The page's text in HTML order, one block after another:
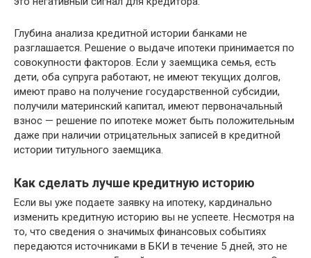
Глубина анализа кредитной истории банками не
разглашается. Решение о выдаче ипотеки принимается по
совокупности факторов. Если у заемщика семья, есть
дети, оба супруга работают, не имеют текущих долгов,
имеют право на получение государственной субсидии,
получили материнский капитал, имеют первоначальный
взнос — решение по ипотеке может быть положительным
даже при наличии отрицательных записей в кредитной
истории титульного заемщика.
Как сделать лучше кредитную историю
Если вы уже подаете заявку на ипотеку, кардинально
изменить кредитную историю вы не успеете. Несмотря на
то, что сведения о значимых финансовых событиях
передаются источниками в БКИ в течение 5 дней, это не